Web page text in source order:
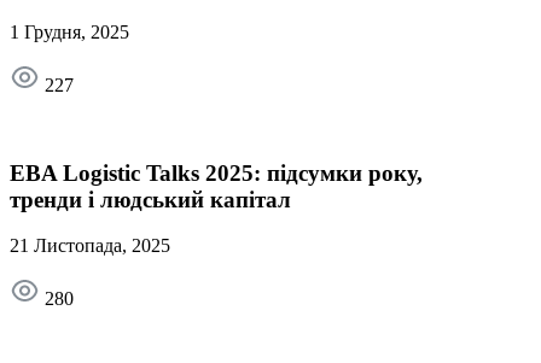
1 Грудня, 2025
227
EBA Logistic Talks 2025: підсумки року,
тренди і людський капітал
21 Листопада, 2025
280